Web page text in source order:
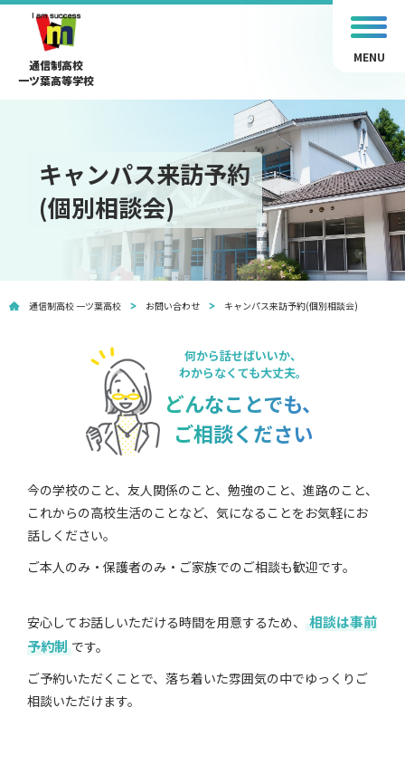
通信制高校
一ツ葉高等学校
MENU
キャンパス来訪予約
(個別相談会)
通信制高校 一ツ葉高校 お問い合わせ キャンパス来訪予約(個別相談会)
何から話せばいいか、
わからなくても大丈夫。
どんなことでも、
ご相談ください
今の学校のこと、友人関係のこと、勉強のこと、進路のこと、
これからの高校生活のことなど、気になることをお気軽にお
話しください。
ご本人のみ・保護者のみ・ご家族でのご相談も歓迎です。
安心してお話しいただける時間を用意するため、
相談は事前
予約制 です。
ご予約いただくことで、落ち着いた雰囲気の中でゆっくりご
相談いただけます。